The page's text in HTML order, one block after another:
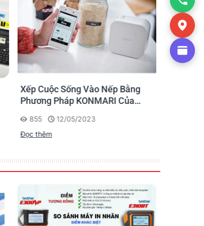
Xếp Cuộc Sống Vào Nếp Bằng
Phương Pháp KONMARI Của
855
12/05/2023
Đọc thêm